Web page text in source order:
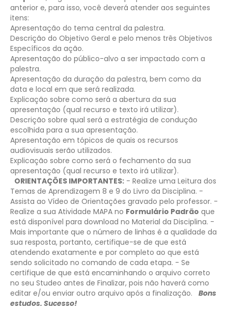
anterior e, para isso, você deverá atender aos seguintes
itens:
Apresentação do tema central da palestra.
Descrição do Objetivo Geral e pelo menos três Objetivos
Específicos da ação.
Apresentação do público-alvo a ser impactado com a
palestra.
Apresentação da duração da palestra, bem como da
data e local em que será realizada.
Explicação sobre como será a abertura da sua
apresentação (qual recurso e texto irá utilizar).
Descrição sobre qual será a estratégia de condução
escolhida para a sua apresentação.
Apresentação em tópicos de quais os recursos
audiovisuais serão utilizados.
Explicação sobre como será o fechamento da sua
apresentação (qual recurso e texto irá utilizar).
ORIENTAÇÕES IMPORTANTES: - Realize uma Leitura dos
Temas de Aprendizagem 8 e 9 do Livro da Disciplina. -
Assista ao Vídeo de Orientações gravado pelo professor. -
Realize a sua Atividade MAPA no Formulário Padrão que
está disponível para download no Material da Disciplina. -
Mais importante que o número de linhas é a qualidade da
sua resposta, portanto, certifique-se de que está
atendendo exatamente e por completo ao que está
sendo solicitado no comando de cada etapa. - Se
certifique de que está encaminhando o arquivo correto
no seu Studeo antes de Finalizar, pois não haverá como
editar e/ou enviar outro arquivo após a finalização.
Bons
estudos. Sucesso!